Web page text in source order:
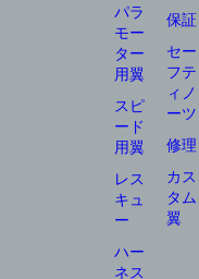
パラ
モー
ター
用翼
スピ
ード
用翼
レス
キュ
ー
ハー
ネス
保証
セー
フテ
ィノ
ーツ
修理
カス
タム
翼